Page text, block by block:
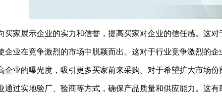
买家展示企业的实力和信誉，提高买家对企业的信任感。这
企业在竞争激烈的市场中脱颖而出。这对于行业竞争激烈的
企业的曝光度，吸引更多买家前来采购。对于希望扩大市场
通过实地验厂、验商等方式，确保产品质量和供应能力。这